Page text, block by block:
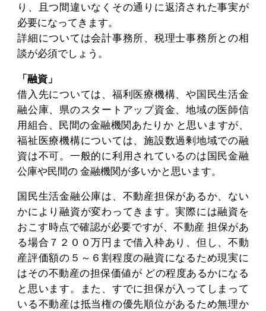
り、且つ間違いなくその通りに返済された事実が
必要になってきます。
詳細については会計事務所、税理士事務所との相
談が必須でしょう。
「融資」
借入先については、福利医療機構、や国民生活金
融公庫、県のスタートアップ資金、地域の医師信
用組合、民間の金融機関あたりか と思いますが、
福祉医療機構については、施設数過剰地域での融
資は不可。一般的に利用されているのは国民金融
公庫や民間の 金融機関が多いかと思います。
国民生活金融公庫は、不動産担保があるか、ない
かにより融資が変わってきます。実際には融資を
おこす時点で確認が必要ですが、不動産 担保があ
る場合７２００万円まで借入枠あり、但し、不動
産評価額の５～６割程度の融資になるため現実に
はその不動産の担保価値が どの程度あるかになる
と思います。また、すでに担保が入ってしまって
いる不動産は抵当権の優先順位があるため無理か